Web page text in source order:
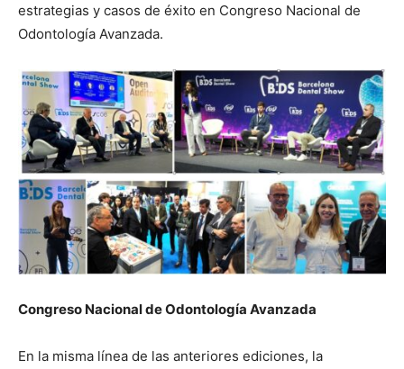
estrategias y casos de éxito en Congreso Nacional de
Odontología Avanzada.
Congreso Nacional de Odontología Avanzada
En la misma línea de las anteriores ediciones, la